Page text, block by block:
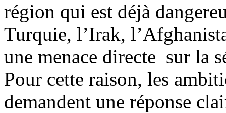
région qui est déjà
Turquie, l’Irak,
une menace directe sur la
Pour cette raison, les
demandent une réponse